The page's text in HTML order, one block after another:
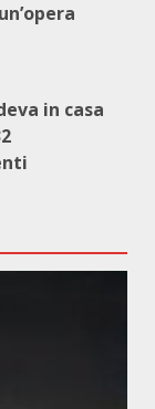
in casa